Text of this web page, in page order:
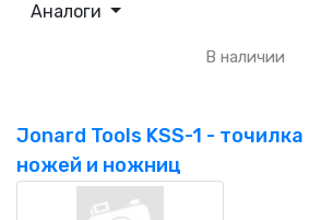
Аналоги
В наличии
Jonard Tools KSS-1 -
ножей и ножниц